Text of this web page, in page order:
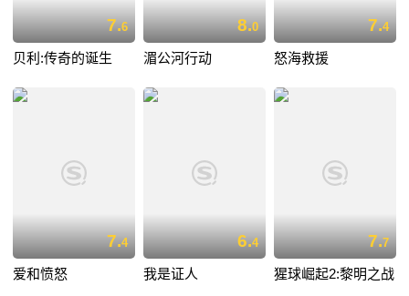
7.6
贝利:传奇的诞生
8.0
湄公河行动
7.4
怒海救援
7.4
爱和愤怒
6.4
我是证人
7.7
猩球崛起2:黎明之战